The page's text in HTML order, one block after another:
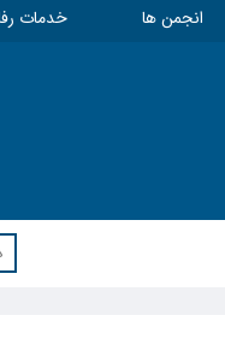
انجمن ها خدمات